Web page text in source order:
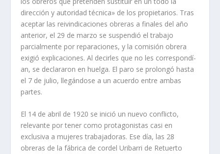
dirección y autoridad técnica» de los propietarios. Tras
aceptar las reivindica­ciones obreras a finales del año
anterior, el 29 de marzo se suspendió el traba­jo
parcialmente por reparaciones, y la comisión obrera
exigió explicaciones. Al decirles que no les correspondí­
an, se declararon en huelga. El paro se prolon­gó hasta
el 7 de julio, llegándose a un acuerdo entre ambas
partes.
El 14 de abril de 1920 se inició un nuevo conflicto,
relevante por tener como protagonistas casi en
exclusiva a mujeres trabajadoras. Ese dí­a, las 28
obreras de la fábrica de cordel Uribarri de Retuerto